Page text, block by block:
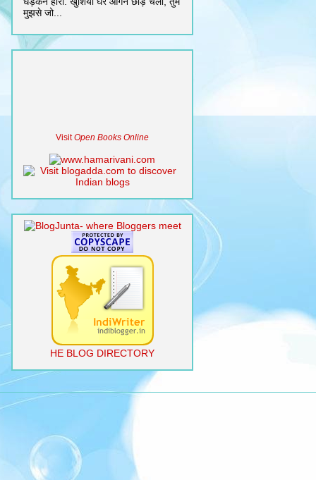
मुझसे जो...
VisitOpen Books Online
HE BLOG DIRECTORY